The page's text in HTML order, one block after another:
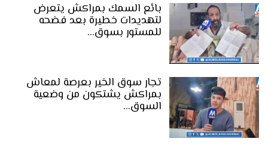
بائع السمك بمراكش يتعرض
لتهديدات خطيرة بعد فضحه
للمستور بسوق…
تجار سوق الخير بعرصة لمعاش
بمراكش يشتكون من وضعية
السوق…